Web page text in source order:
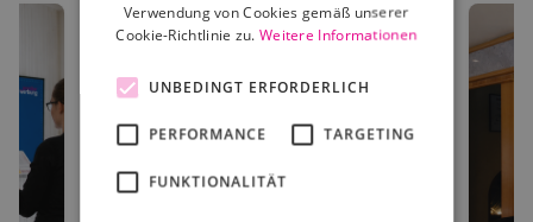
Verwendung von Cookies gemäß unserer
Cookie-Richtlinie zu.Weitere Informationen
UNBEDINGT ERFORDERLICH
PERFORMANCE TARGETING
FUNKTIONALITÄT